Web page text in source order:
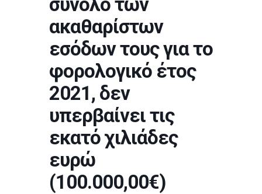
ακαθαρίστων
εσόδων τους για το
φορολογικό έτος
2021, δεν
υπερβαίνει τις
εκατό χιλιάδες
ευρώ
(100.000,00€)